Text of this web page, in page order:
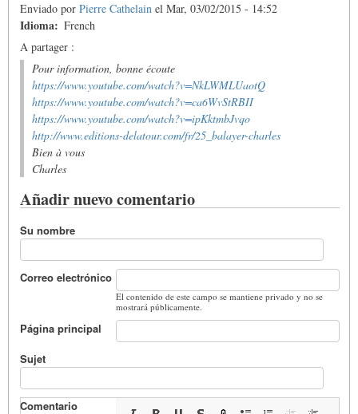
a
la
navegación
Enviado por Pierre Cathelain el Mar, 03/02/2015 - 14:52
Idioma
French
A partager :
Pour information, bonne écoute
https://www.youtube.com/watch?v=NkLWMLUaotQ
https://www.youtube.com/watch?v=ca6WvStRBII
https://www.youtube.com/watch?v=ipKktmbJvqo
http://www.editions-delatour.com/fr/25_balayer-charles
Bien à vous
Charles
Añadir nuevo comentario
Su nombre
Correo electrónico
El contenido de este campo se mantiene privado y no se
mostrará públicamente.
Página principal
Sujet
Comentario